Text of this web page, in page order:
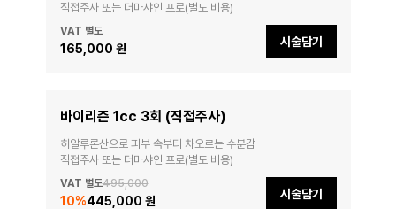
직접주사 또는 더마샤인 프로(별도 비용)
VAT 별도
165,000 원 시술담기
바이리즌 1cc 3회 (직접주사)
히알루론산으로 피부 속부터 차오르는 수분감
직접주사 또는 더마샤인 프로(별도 비용)
VAT 별도495,000
10%445,000 원 시술담기